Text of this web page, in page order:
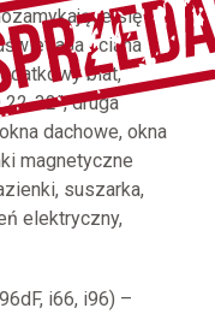
się
ściana
blat,
32”, druga
dachowe, okna
magnetyczne
suszarka,
elektryczny,
i66, i96) –